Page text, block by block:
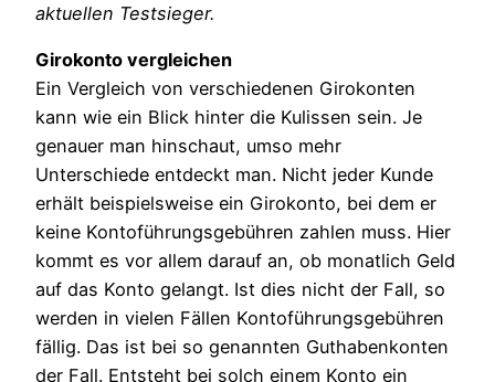
aktuellen Testsieger.
Girokonto vergleichen
Ein Vergleich von verschiedenen Girokonten
kann wie ein Blick hinter die Kulissen sein. Je
genauer man hinschaut, umso mehr
Unterschiede entdeckt man. Nicht jeder Kunde
erhält beispielsweise ein Girokonto, bei dem er
keine Kontoführungsgebühren zahlen muss. Hier
kommt es vor allem darauf an, ob monatlich Geld
auf das Konto gelangt. Ist dies nicht der Fall, so
werden in vielen Fällen Kontoführungsgebühren
fällig. Das ist bei so genannten Guthabenkonten
der Fall. Entsteht bei solch einem Konto ein